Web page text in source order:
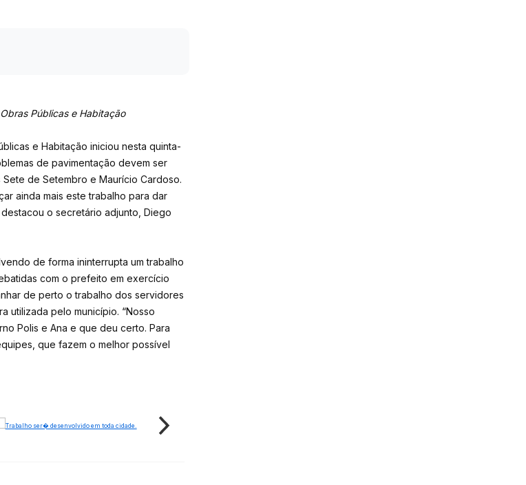
Públicas e Habitação
e Habitação iniciou nesta quinta-
de pavimentação devem ser
de Setembro e Maurício Cardoso.
ainda mais este trabalho para dar
o secretário adjunto, Diego
de forma ininterrupta um trabalho
com o prefeito em exercício
de perto o trabalho dos servidores
utilizada pelo município. “Nosso
Polis e Ana e que deu certo. Para
que fazem o melhor possível